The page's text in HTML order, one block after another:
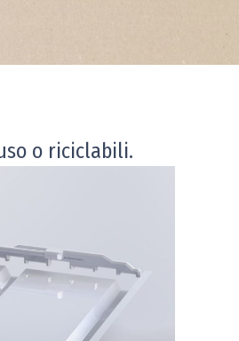
o riciclabili.